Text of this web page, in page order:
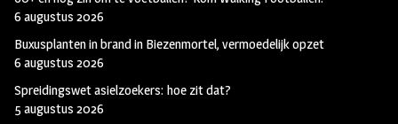
6 augustus 2026
Buxusplanten in brand in Biezenmortel, vermoedelijk opzet
6 augustus 2026
Spreidingswet asielzoekers: hoe zit dat?
5 augustus 2026